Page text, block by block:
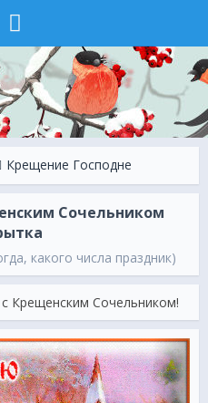
Крещение Господне
Сочельником
какого числа праздник)
Крещенским Сочельником!